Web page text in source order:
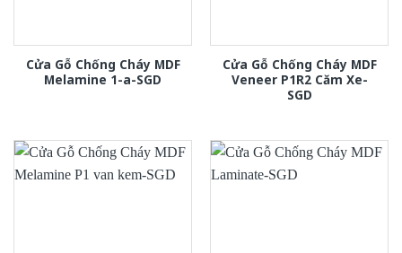
Cửa Gỗ Chống Cháy MDF
Melamine 1-a-SGD
Cửa Gỗ Chống Cháy MDF
Veneer P1R2 Căm Xe-
SGD